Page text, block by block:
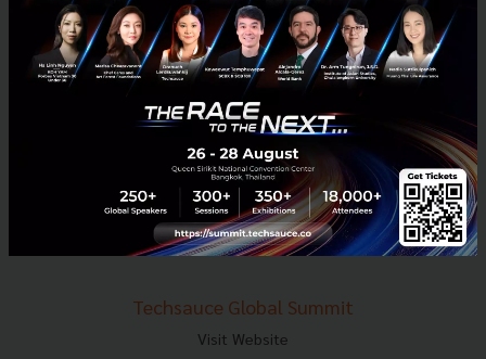
Tel : 02-001-5375
Mobile : 06-4658-9500
Techsauce Media
About Techsauce
Techsauce Services
Privacy Policy
ส่งบทความ
Techsauce Global Summit
Visit Website